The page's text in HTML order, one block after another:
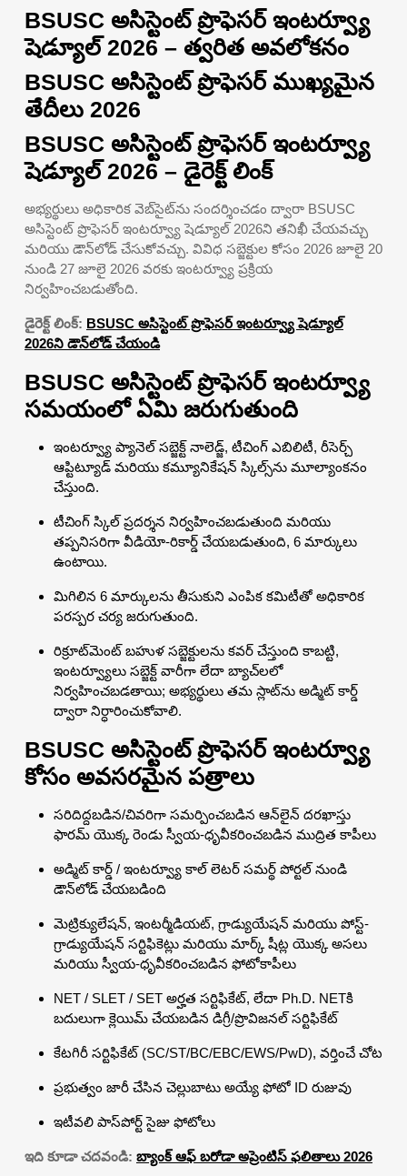
BSUSC అసిస్టెంట్ ప్రొఫెసర్ ఇంటర్వ్యూ
షెడ్యూల్ 2026 – త్వరిత అవలోకనం
BSUSC అసిస్టెంట్ ప్రొఫెసర్ ముఖ్యమైన
తేదీలు 2026
BSUSC అసిస్టెంట్ ప్రొఫెసర్ ఇంటర్వ్యూ
షెడ్యూల్ 2026 – డైరెక్ట్ లింక్
అభ్యర్థులు అధికారిక వెబ్‌సైట్‌ను సందర్శించడం ద్వారా BSUSC
అసిస్టెంట్ ప్రొఫెసర్ ఇంటర్వ్యూ షెడ్యూల్ 2026ని తనిఖీ చేయవచ్చు
మరియు డౌన్‌లోడ్ చేసుకోవచ్చు. వివిధ సబ్జెక్టుల కోసం 2026 జూలై 20
నుండి 27 జూలై 2026 వరకు ఇంటర్వ్యూ ప్రక్రియ
నిర్వహించబడుతోంది.
డైరెక్ట్ లింక్: BSUSC అసిస్టెంట్ ప్రొఫెసర్ ఇంటర్వ్యూ షెడ్యూల్
2026ని డౌన్‌లోడ్ చేయండి
BSUSC అసిస్టెంట్ ప్రొఫెసర్ ఇంటర్వ్యూ
సమయంలో ఏమి జరుగుతుంది
ఇంటర్వ్యూ ప్యానెల్ సబ్జెక్ట్ నాలెడ్జ్, టీచింగ్ ఎబిలిటీ, రీసెర్చ్
ఆప్టిట్యూడ్ మరియు కమ్యూనికేషన్ స్కిల్స్‌ను మూల్యాంకనం
చేస్తుంది.
టీచింగ్ స్కిల్ ప్రదర్శన నిర్వహించబడుతుంది మరియు
తప్పనిసరిగా వీడియో-రికార్డ్ చేయబడుతుంది, 6 మార్కులు
ఉంటాయి.
మిగిలిన 6 మార్కులను తీసుకుని ఎంపిక కమిటీతో అధికారిక
పరస్పర చర్య జరుగుతుంది.
రిక్రూట్‌మెంట్ బహుళ సబ్జెక్టులను కవర్ చేస్తుంది కాబట్టి,
ఇంటర్వ్యూలు సబ్జెక్ట్ వారీగా లేదా బ్యాచ్‌లలో
నిర్వహించబడతాయి; అభ్యర్థులు తమ స్లాట్‌ను అడ్మిట్ కార్డ్
ద్వారా నిర్ధారించుకోవాలి.
BSUSC అసిస్టెంట్ ప్రొఫెసర్ ఇంటర్వ్యూ
కోసం అవసరమైన పత్రాలు
సరిదిద్దబడిన/చివరిగా సమర్పించబడిన ఆన్‌లైన్ దరఖాస్తు
ఫారమ్ యొక్క రెండు స్వీయ-ధృవీకరించబడిన ముద్రిత కాపీలు
అడ్మిట్ కార్డ్ / ఇంటర్వ్యూ కాల్ లెటర్ సమర్థ్ పోర్టల్ నుండి
డౌన్‌లోడ్ చేయబడింది
మెట్రిక్యులేషన్, ఇంటర్మీడియట్, గ్రాడ్యుయేషన్ మరియు పోస్ట్-
గ్రాడ్యుయేషన్ సర్టిఫికెట్లు మరియు మార్క్ షీట్ల యొక్క అసలు
మరియు స్వీయ-ధృవీకరించబడిన ఫోటోకాపీలు
NET / SLET / SET అర్హత సర్టిఫికేట్, లేదా Ph.D. NETకి
బదులుగా క్లెయిమ్ చేయబడిన డిగ్రీ/ప్రొవిజనల్ సర్టిఫికేట్
కేటగిరీ సర్టిఫికేట్ (SC/ST/BC/EBC/EWS/PwD), వర్తించే చోట
ప్రభుత్వం జారీ చేసిన చెల్లుబాటు అయ్యే ఫోటో ID రుజువు
ఇటీవలి పాస్‌పోర్ట్ సైజు ఫోటోలు
ఇది కూడా చదవండి: బ్యాంక్ ఆఫ్ బరోడా అప్రెంటిస్ ఫలితాలు 2026